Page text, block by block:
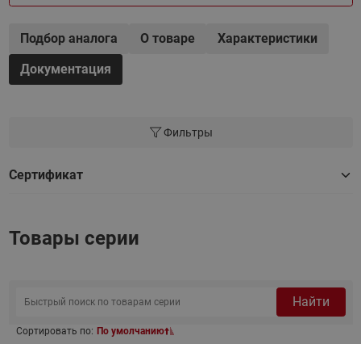
Подбор аналога О товаре
Характеристики
Документация
Фильтры
Сертификат
Товары серии
Найти
Сортировать по: По умолчанию